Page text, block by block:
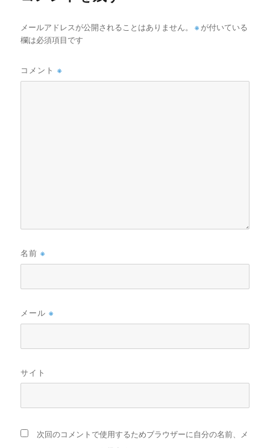
メールアドレスが公開されることはありません。 ※ が付いている
欄は必須項目です
コメント※
名前※
メール※
サイト
次回のコメントで使用するためブラウザーに自分の名前、メ